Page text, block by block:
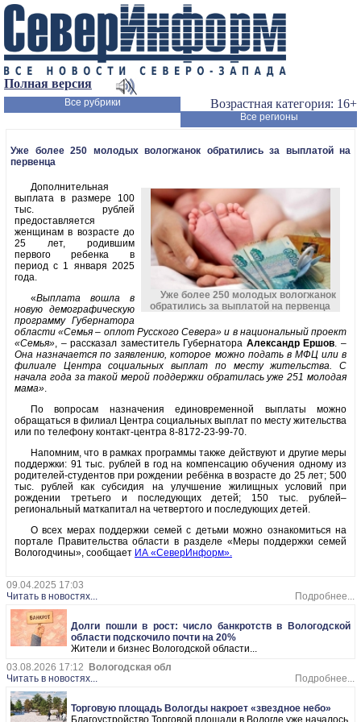
Полная версия
Возрастная категория: 16+
Все рубрики
Все регионы
Уже более 250 молодых вологжанок обратились за выплатой на
первенца
Уже более 250 молодых вологжанок
обратились за выплатой на первенца
Дополнительная
выплата в размере 100
тыс. рублей
предоставляется
женщинам в возрасте до
25 лет, родившим
первого ребенка в
период с 1 января 2025
года.
«Выплата вошла в
новую демографическую
программу Губернатора
области «Семья – оплот Русского Севера» и в национальный проект
«Семья», – рассказал заместитель Губернатора Александр Ершов. –
Она назначается по заявлению, которое можно подать в МФЦ или в
филиале Центра социальных выплат по месту жительства. С
начала года за такой мерой поддержки обратилась уже 251 молодая
мама».
По вопросам назначения единовременной выплаты можно
обращаться в филиал Центра социальных выплат по месту жительства
или по телефону контакт-центра 8-8172-23-99-70.
Напомним, что в рамках программы также действуют и другие меры
поддержки: 91 тыс. рублей в год на компенсацию обучения одному из
родителей-студентов при рождении ребёнка в возрасте до 25 лет; 500
тыс. рублей как субсидия на улучшение жилищных условий при
рождении третьего и последующих детей; 150 тыс. рублей–
региональный маткапитал на четвертого и последующих детей.
О всех мерах поддержки семей с детьми можно ознакомиться на
портале Правительства области в разделе «Меры поддержки семей
Вологодчины», сообщает ИА «СеверИнформ».
09.04.2025 17:03
Читать в новостях...
Подробнее...
Долги пошли в рост: число банкротств в Вологодской
области подскочило почти на 20%
Жители и бизнес Вологодской области...
03.08.2026 17:12
Вологодская обл
Читать в новостях...
Подробнее...
Торговую площадь Вологды накроет «звездное небо»